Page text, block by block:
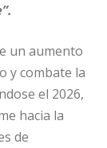
un aumento
y combate la
el 2026,
hacia la
de